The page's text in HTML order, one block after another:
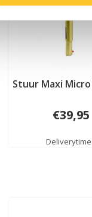
Stuur Maxi
€39,95
Deliverytime